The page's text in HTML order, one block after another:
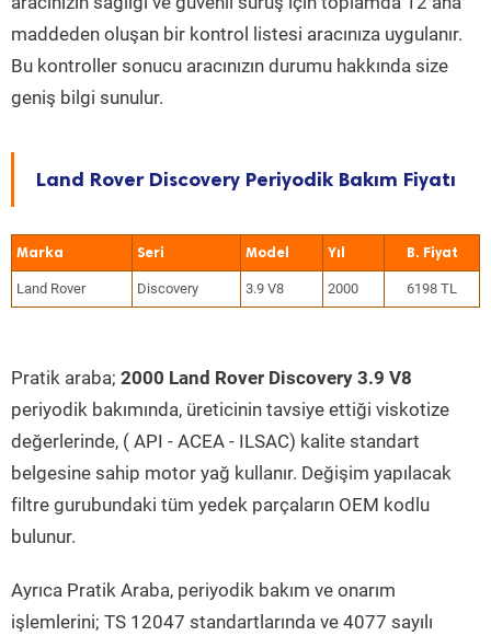
maddeden oluşan bir kontrol listesi aracınıza uygulanır.
Bu kontroller sonucu aracınızın durumu hakkında size
geniş bilgi sunulur.
Land Rover Discovery Periyodik Bakım Fiyatı
Marka Seri Model Yıl
Land Rover Discovery 3.9 V8 2000 6198 TL
Pratik araba; 2000 Land Rover Discovery 3.9 V8
periyodik bakımında, üreticinin tavsiye ettiği viskotize
değerlerinde, ( API - ACEA - ILSAC) kalite standart
belgesine sahip motor yağ kullanır. Değişim yapılacak
filtre gurubundaki tüm yedek parçaların OEM kodlu
bulunur.
Ayrıca Pratik Araba, periyodik bakım ve onarım
işlemlerini; TS 12047 standartlarında ve 4077 sayılı